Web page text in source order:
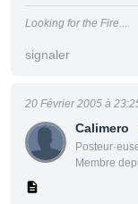
Looking for the Fire....
signaler
Calimero
Membre
20 Février 2005 à